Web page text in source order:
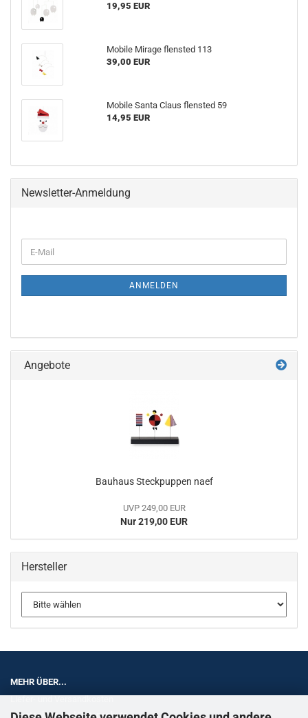
19,95 EUR
Mobile Mirage flensted 113
39,00 EUR
Mobile Santa Claus flensted 59
14,95 EUR
Newsletter-Anmeldung
ZUR
E-
Mail
ANMELDEN
Angebote
Bauhaus Steckpuppen naef
UVP 249,00 EUR
Nur 219,00 EUR
Hersteller
MEHR ÜBER...
Privatsphäre und Datenschutz